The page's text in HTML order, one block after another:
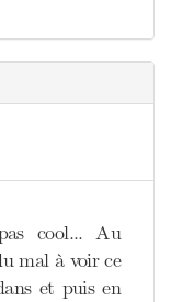
cool... Au
mal à voir ce
et puis en